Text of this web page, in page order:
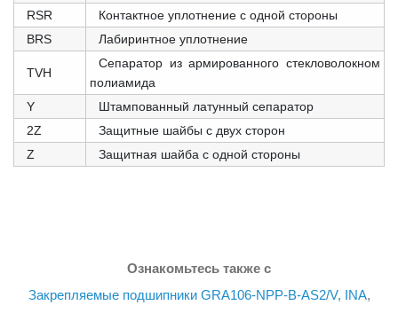
RSR
Контактное уплотнение с одной стороны
BRS
Лабиринтное уплотнение
TVH
Сепаратор из армированного стекловолокном
полиамида
Y
Штампованный латунный сепаратор
2Z
Защитные шайбы с двух сторон
Z
Защитная шайба с одной стороны
Ознакомьтесь также с
Закрепляемые подшипники GRA106-NPP-B-AS2/V, INA,